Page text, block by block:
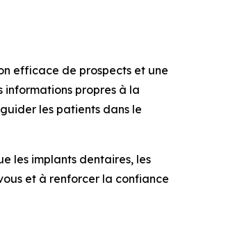
efficace de prospects et une
propres à la
les patients dans le
les implants dentaires, les
et à renforcer la confiance